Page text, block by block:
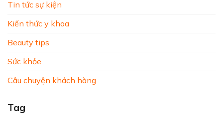
Tin tức sự kiện
Kiến thức y khoa
Beauty tips
Sức khỏe
Câu chuyện khách hàng
Tag